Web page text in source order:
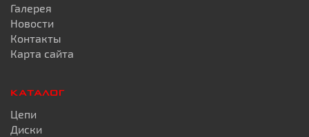
Галерея
Новости
Контакты
Карта сайта
КАТАЛОГ
Цепи
Диски